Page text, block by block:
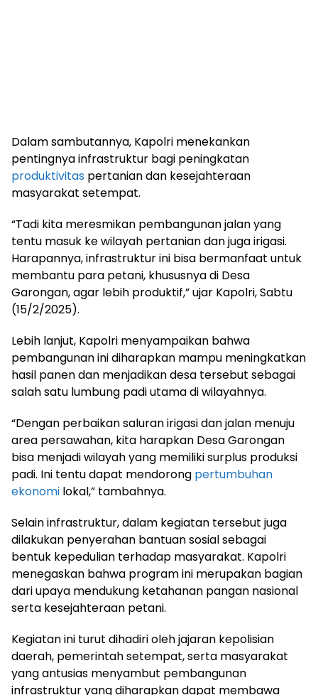
Dalam sambutannya, Kapolri menekankan
pentingnya infrastruktur bagi peningkatan
produktivitas pertanian dan kesejahteraan
masyarakat setempat.
“Tadi kita meresmikan pembangunan jalan yang
tentu masuk ke wilayah pertanian dan juga irigasi.
Harapannya, infrastruktur ini bisa bermanfaat untuk
membantu para petani, khususnya di Desa
Garongan, agar lebih produktif,” ujar Kapolri, Sabtu
(15/2/2025).
Lebih lanjut, Kapolri menyampaikan bahwa
pembangunan ini diharapkan mampu meningkatkan
hasil panen dan menjadikan desa tersebut sebagai
salah satu lumbung padi utama di wilayahnya.
“Dengan perbaikan saluran irigasi dan jalan menuju
area persawahan, kita harapkan Desa Garongan
bisa menjadi wilayah yang memiliki surplus produksi
padi. Ini tentu dapat mendorong pertumbuhan
ekonomi lokal,” tambahnya.
Selain infrastruktur, dalam kegiatan tersebut juga
dilakukan penyerahan bantuan sosial sebagai
bentuk kepedulian terhadap masyarakat. Kapolri
menegaskan bahwa program ini merupakan bagian
dari upaya mendukung ketahanan pangan nasional
serta kesejahteraan petani.
Kegiatan ini turut dihadiri oleh jajaran kepolisian
daerah, pemerintah setempat, serta masyarakat
yang antusias menyambut pembangunan
infrastruktur yang diharapkan dapat membawa